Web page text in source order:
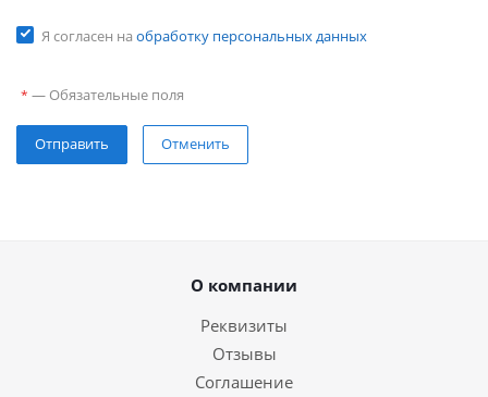
Я согласен на обработку персональных данных
* — Обязательные поля
Отправить Отменить
О компании
Реквизиты
Отзывы
Соглашение